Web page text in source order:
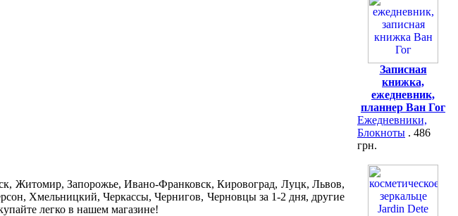
Житомир, Запорожье, Ивано-Франковск, Кировоград, Луцк, Львов,
Хмельницкий, Черкассы, Чернигов, Черновцы за 1-2 дня, другие
легко в нашем магазине!
Записная
книжка,
ежедневник,
планнер Ван Гог
Ежедневники,
Блокноты . 486
грн.